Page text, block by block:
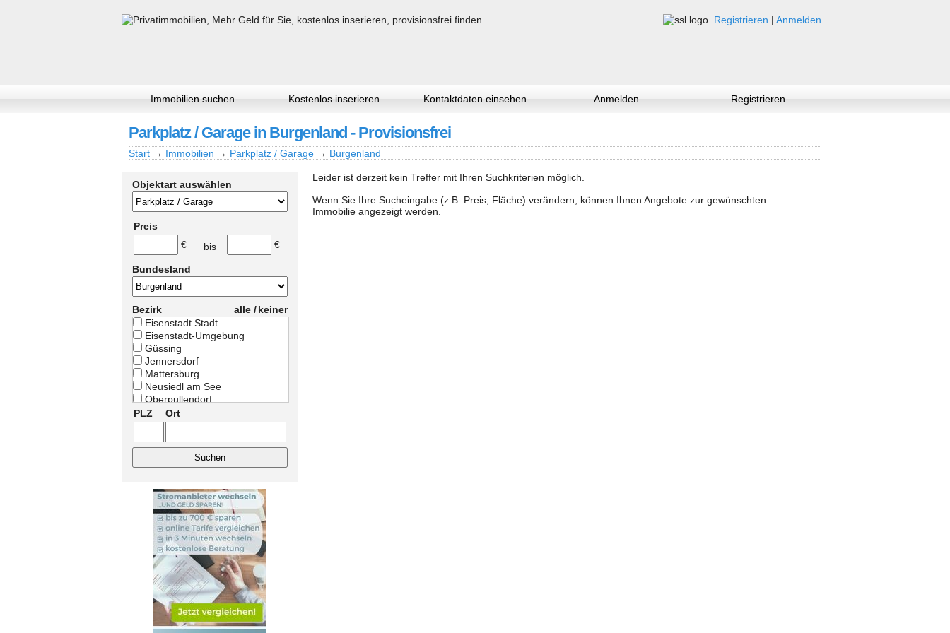
Registrieren | Anmelden
Immobilien suchen Kostenlos inserieren Kontaktdaten einsehen Anmelden Registrieren
Parkplatz / Garage in Burgenland - Provisionsfrei
Start → Immobilien → Parkplatz / Garage → Burgenland
Objektart auswählen
Preis
€
bis €
Bundesland
Bezirk alle /keiner
Eisenstadt Stadt
Eisenstadt-Umgebung
Güssing
Jennersdorf
Mattersburg
Neusiedl am See
Oberpullendorf
Oberwart
Rust Stadt
PLZ Ort
Leider ist derzeit kein Treffer mit Ihren Suchkriterien möglich.
Wenn Sie Ihre Sucheingabe (z.B. Preis, Fläche) verändern, können Ihnen Angebote zur gewünschten
Immobilie angezeigt werden.